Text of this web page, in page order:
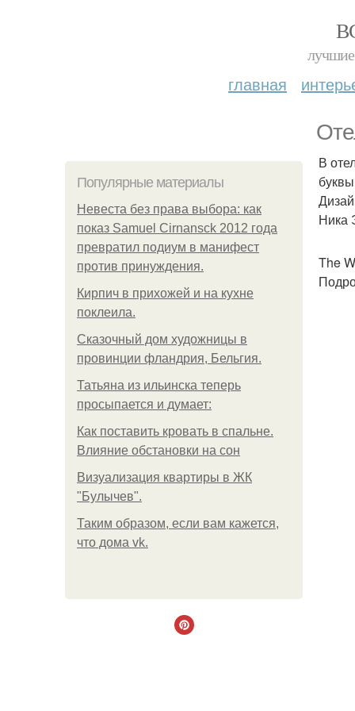
лучшие
главная
Популярные материалы
Невеста без права выбора: как
показ Samuel Cirnansck 2012 года
превратил подиум в манифест
против принуждения.
Кирпич в прихожей и на кухне
поклеила.
Сказочный дом художницы в
провинции фландрия, Бельгия.
Татьяна из ильинска теперь
просыпается и думает:
Как поставить кровать в спальне.
Влияние обстановки на сон
Визуализация квартиры в ЖК
"Булычев".
Таким образом, если вам кажется,
что дома vk.
В
Ника
The